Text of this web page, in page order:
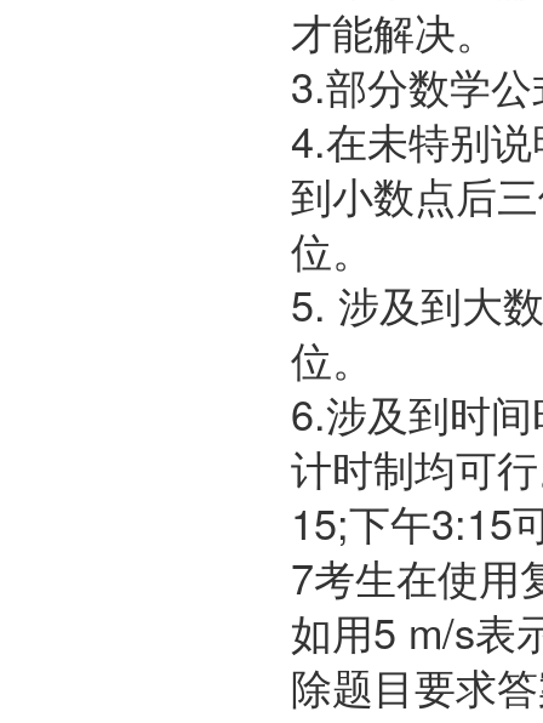
才能解决。
3.部分数学
4.在未特别
到小数点后
位。
5. 涉及到大
位。
6.涉及到时
计时制均可
15;下午3:15
7考生在使用
如用5 m/s表
除题目要求